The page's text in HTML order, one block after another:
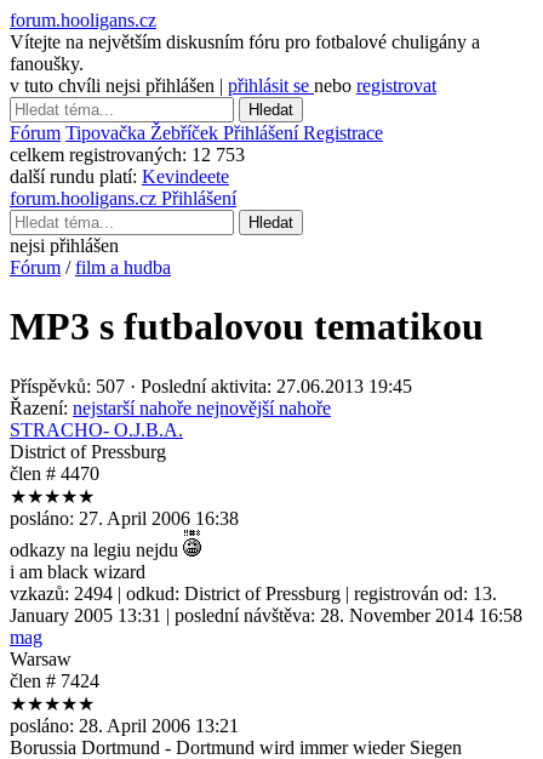
forum.hooligans.cz
Vítejte na největším diskusním fóru pro fotbalové chuligány a
fanoušky.
v tuto chvíli nejsi přihlášen | přihlásit se nebo registrovat
Hledat
Fórum Tipovačka Žebříček PřihlášeníRegistrace
celkem registrovaných: 12 753
další rundu platí: Kevindeete
forum.hooligans.cz Přihlášení
Hledat
nejsi přihlášen
Fórum /film a hudba
MP3 s futbalovou tematikou
Příspěvků: 507 · Poslední aktivita: 27.06.2013 19:45
Řazení: nejstarší nahoře nejnovější nahoře
STRACHO- O.J.B.A.
District of Pressburg
člen # 4470
★★★★★
posláno: 27. April 2006 16:38
odkazy na legiu nejdu
i am black wizard
vzkazů: 2494 | odkud: District of Pressburg | registrován od: 13.
January 2005 13:31 | poslední návštěva: 28. November 2014 16:58
mag
Warsaw
člen # 7424
★★★★★
posláno: 28. April 2006 13:21
Borussia Dortmund - Dortmund wird immer wieder Siegen